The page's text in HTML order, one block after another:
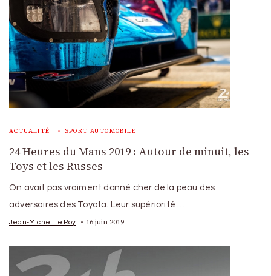
ACTUALITÉ SPORT AUTOMOBILE
24 Heures du Mans 2019 : Autour de minuit, les
Toys et les Russes
On avait pas vraiment donné cher de la peau des
adversaires des Toyota. Leur supériorité …
Jean-Michel Le Roy 16 juin 2019